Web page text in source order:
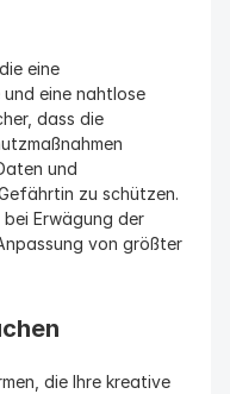
eine
eine nahtlose
dass die
und
zu schützen.
Erwägung der
von größter
die Ihre kreative